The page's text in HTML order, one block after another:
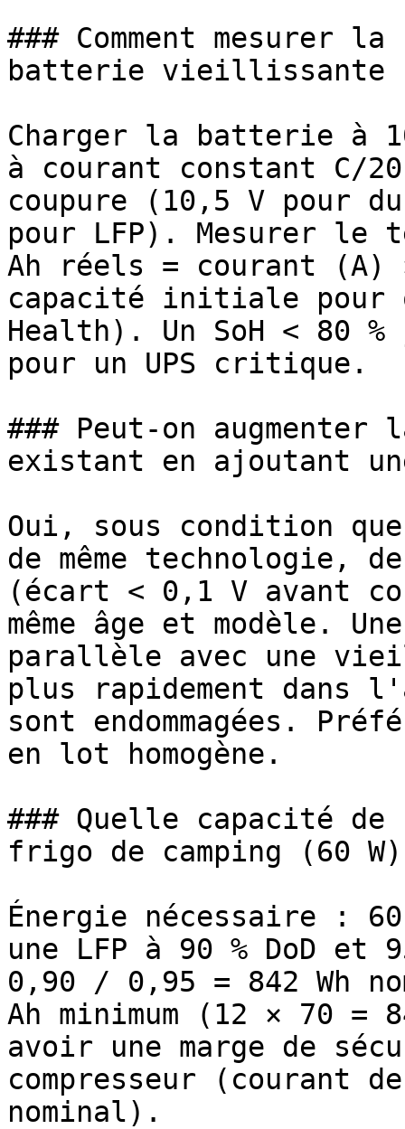
### Comment mesurer
batterie vieillissante
Charger la batterie à
à courant constant C/
coupure (10,5 V pour
pour LFP). Mesurer le
Ah réels = courant (A)
capacité initiale pour
Health). Un SoH < 80
pour un UPS critique.
### Peut-on augmenter
existant en ajoutant
Oui, sous condition
de même technologie,
(écart < 0,1 V avant
même âge et modèle.
parallèle avec une
plus rapidement dans
sont endommagées.
en lot homogène.
### Quelle capacité
frigo de camping (60
Énergie nécessaire :
une LFP à 90 % DoD
0,90 / 0,95 = 842 Wh
Ah minimum (12 × 70 =
avoir une marge de
compresseur (courant
nominal).